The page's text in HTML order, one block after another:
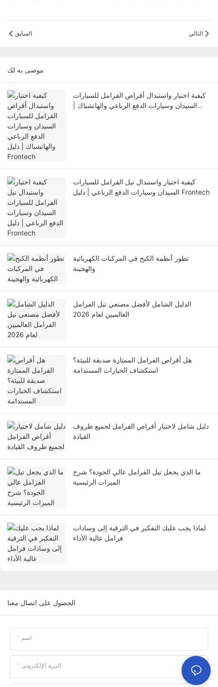
السابق التالي
موصى به لك
كيفية اختيار واستبدال أقراص الفرامل للسيارات
السيدان وسيارات الدفع الرباعي والهاتشباك |
كيفية اختيار واستبدال تيل الفرامل للسيارات
السيدان وسيارات الدفع الرباعي | دليل Frontech
تطور أنظمة الكبح في المركبات الكهربائية
والهجينة
الدليل الشامل لأفضل مصنعي تيل الفرامل
العالميين لعام 2026
هل أقراص الفرامل الممتازة صديقة للبيئة؟
استكشاف الخيارات المستدامة
دليل شامل لاختيار أقراص الفرامل لجميع ظروف
القيادة
ما الذي يجعل تيل الفرامل عالي الجودة؟ شرح
الميزات الرئيسية
لماذا يجب عليك التفكير في الترقية إلى وسادات
فرامل عالية الأداء
الحصول على اتصال معنا
اسم
البريد الإلكتروني